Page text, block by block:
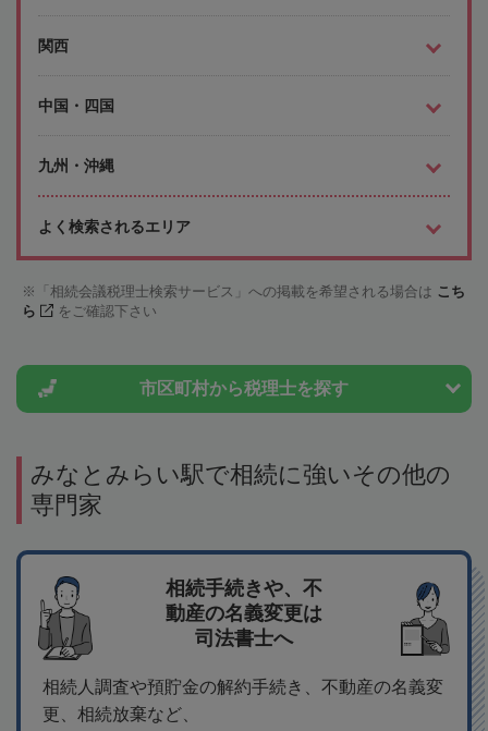
関西
中国・四国
九州・沖縄
よく検索されるエリア
「相続会議税理士検索サービス」への掲載を希望される場合は こち
ら
をご確認下さい
市区町村から税理士を探す
みなとみらい駅で相続に強いその他の
専門家
相続手続きや、不
動産の名義変更は
司法書士へ
相続人調査や預貯金の解約手続き、不動産の名義変
更、相続放棄など、